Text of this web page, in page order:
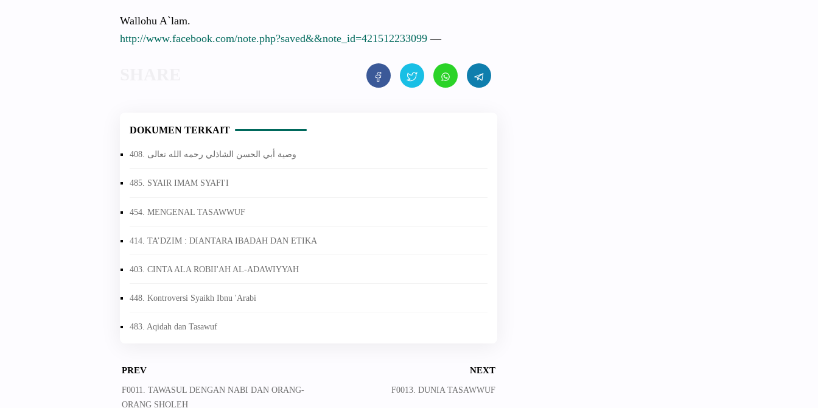
Wallohu A`lam.
http://www.facebook.com/note.php?saved&&note_id=421512233099 —
DOKUMEN TERKAIT
408. وصية أبي الحسن الشاذلي رحمه الله تعالى
485. SYAIR IMAM SYAFI'I
454. MENGENAL TASAWWUF
414. TA’DZIM : DIANTARA IBADAH DAN ETIKA
403. CINTA ALA ROBII'AH AL-ADAWIYYAH
448. Kontroversi Syaikh Ibnu 'Arabi
483. Aqidah dan Tasawuf
PREV
F0011. TAWASUL DENGAN NABI DAN ORANG-
ORANG SHOLEH
NEXT
F0013. DUNIA TASAWWUF